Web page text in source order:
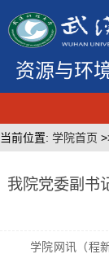
资源与环
当前位置: 学院首页
我院党委副书
学院网讯（程